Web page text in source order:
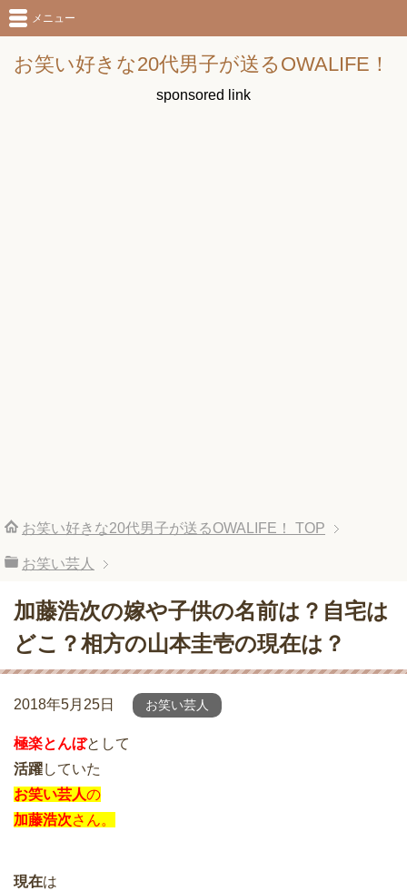
お笑い好きな20代男子が送るOWALIFE！
メニュー
sponsored link
お笑い好きな20代男子が送るOWALIFE！ TOP
お笑い芸人
加藤浩次の嫁や子供の名前は？自宅は
どこ？相方の山本圭壱の現在は？
2018年5月25日 お笑い芸人
極楽とんぼとして
活躍していた
お笑い芸人の
加藤浩次さん。
現在は